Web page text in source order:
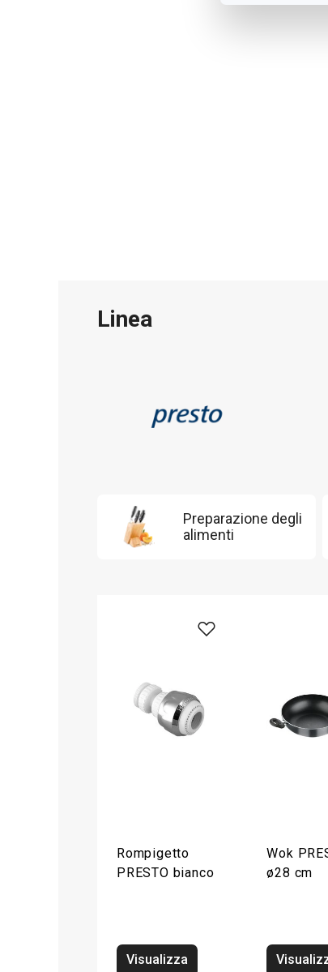
Linea
Preparazione degli
alimenti
Rompigetto
PRESTO bianco
Visualizza
Wok
ø28 cm